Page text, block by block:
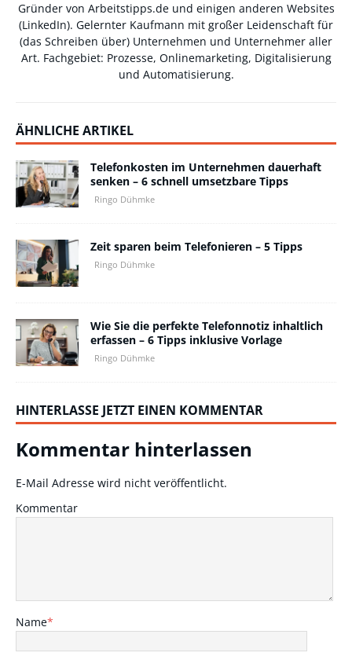
Gründer von Arbeitstipps.de und einigen anderen Websites
(LinkedIn). Gelernter Kaufmann mit großer Leidenschaft für
(das Schreiben über) Unternehmen und Unternehmer aller
Art. Fachgebiet: Prozesse, Onlinemarketing, Digitalisierung
und Automatisierung.
ÄHNLICHE ARTIKEL
Telefonkosten im Unternehmen dauerhaft
senken – 6 schnell umsetzbare Tipps
Ringo Dühmke
Zeit sparen beim Telefonieren – 5 Tipps
Ringo Dühmke
Wie Sie die perfekte Telefonnotiz inhaltlich
erfassen – 6 Tipps inklusive Vorlage
Ringo Dühmke
HINTERLASSE JETZT EINEN KOMMENTAR
Kommentar hinterlassen
E-Mail Adresse wird nicht veröffentlicht.
Kommentar
Name*